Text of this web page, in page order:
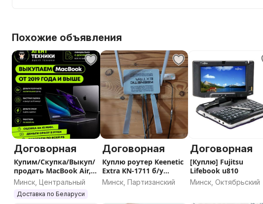
Похожие объявления
Договорная
Купим/Скупка/Выкуп/
продать MacBook Air,
Pro
Минск, Центральный
Доставка по Беларуси
Договорная
Куплю роутер Keenetic
Extra KN-1711 б/у
рабочий
Минск, Партизанский
Договорная
[Куплю] Fujitsu
Lifebook u810
Минск, Октябрьский